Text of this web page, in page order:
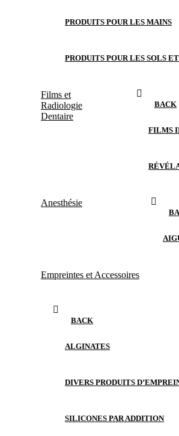
PRODUITS POUR LES MAINS
PRODUITS POUR LES SOLS
Films et
Radiologie
Dentaire
BACK
FILMS
Anesthésie
Empreintes et Accessoires
BACK
ALGINATES
DIVERS PRODUITS
SILICONES PAR ADDITION